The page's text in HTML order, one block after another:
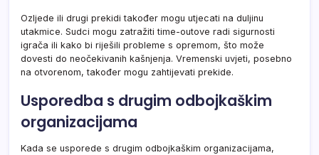
Ozljede ili drugi prekidi također mogu utjecati na duljinu
utakmice. Sudci mogu zatražiti time-outove radi sigurnosti
igrača ili kako bi riješili probleme s opremom, što može
dovesti do neočekivanih kašnjenja. Vremenski uvjeti, posebno
na otvorenom, također mogu zahtijevati prekide.
Usporedba s drugim odbojkaškim
organizacijama
Kada se usporede s drugim odbojkaškim organizacijama,